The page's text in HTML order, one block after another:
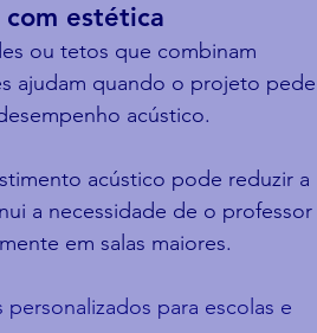
estética
ou tetos que combinam
ajudam quando o projeto pede
acústico.
acústico pode reduzir a
a necessidade de o professor
em salas maiores.
para escolas e